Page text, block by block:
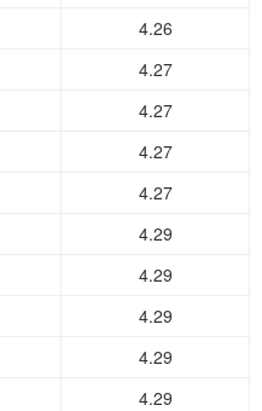
4.26
4.27
4.27
4.27
4.27
4.29
4.29
4.29
4.29
4.29